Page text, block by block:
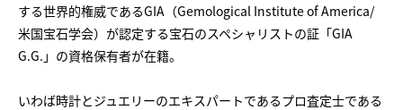
する世界的権威であるGIA（Gemological Institute of America/
米国宝石学会）が認定する宝石のスペシャリストの証「GIA
G.G.」の資格保有者が在籍。
いわば時計とジュエリーのエキスパートであるプロ査定士である